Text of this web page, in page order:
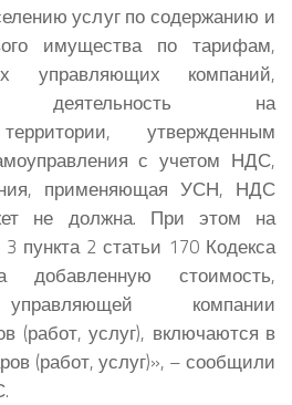
услуг по содержанию и
имущества по тарифам,
компаний,
деятельность на
утвержденным
с учетом НДС,
применяющая УСН, НДС
не должна. При этом на
пункта 2 статьи 170 Кодекса
стоимость,
компании
(работ, услуг), включаются в
(работ, услуг)», – сообщили